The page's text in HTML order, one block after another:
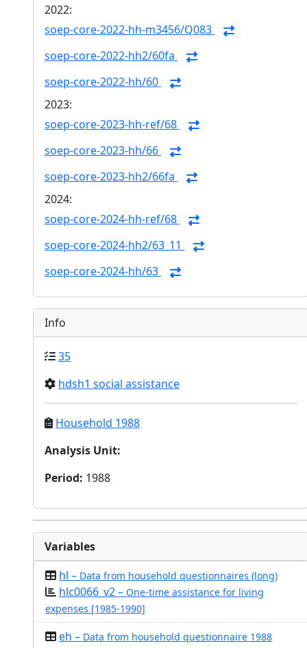
2022:
soep-core-2022-hh-m3456/Q083
soep-core-2022-hh2/60fa
soep-core-2022-hh/60
2023:
soep-core-2023-hh-ref/68
soep-core-2023-hh/66
soep-core-2023-hh2/66fa
2024:
soep-core-2024-hh-ref/68
soep-core-2024-hh2/63_11
soep-core-2024-hh/63
Info
35
hdsh1 social assistance
Household 1988
Analysis Unit:
Period: 1988
Variables
hl – Data from household questionnaires (long)
hlc0066_v2 – One-time assistance for living
expenses [1985-1990]
eh – Data from household questionnaire 1988